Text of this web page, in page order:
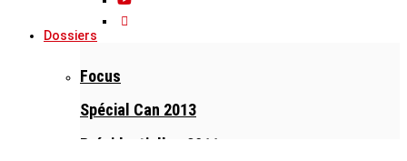
Dossiers
Focus
Spécial Can 2013
Présidentielles 2011